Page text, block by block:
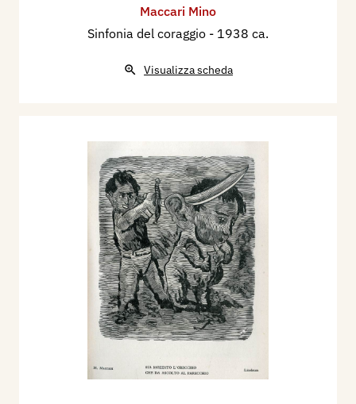
Maccari Mino
Sinfonia del coraggio - 1938 ca.
Visualizza scheda